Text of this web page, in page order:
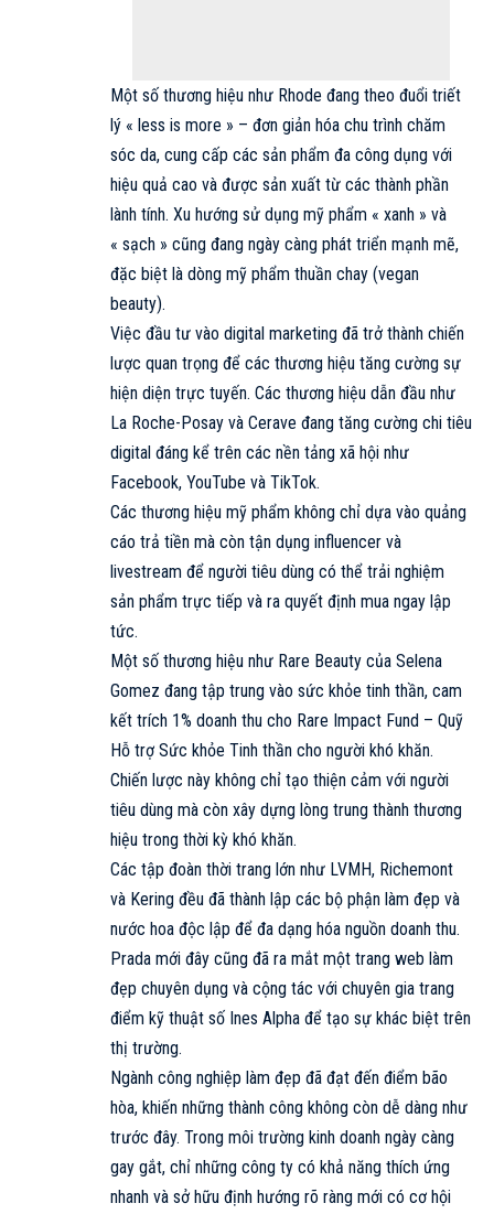
Một số thương hiệu như Rhode đang theo đuổi triết
lý « less is more » – đơn giản hóa chu trình chăm
sóc da, cung cấp các sản phẩm đa công dụng với
hiệu quả cao và được sản xuất từ các thành phần
lành tính. Xu hướng sử dụng mỹ phẩm « xanh » và
« sạch » cũng đang ngày càng phát triển mạnh mẽ,
đặc biệt là dòng mỹ phẩm thuần chay (vegan
beauty).
Việc đầu tư vào digital marketing đã trở thành chiến
lược quan trọng để các thương hiệu tăng cường sự
hiện diện trực tuyến. Các thương hiệu dẫn đầu như
La Roche-Posay và Cerave đang tăng cường chi tiêu
digital đáng kể trên các nền tảng xã hội như
Facebook, YouTube và TikTok.
Các thương hiệu mỹ phẩm không chỉ dựa vào quảng
cáo trả tiền mà còn tận dụng influencer và
livestream để người tiêu dùng có thể trải nghiệm
sản phẩm trực tiếp và ra quyết định mua ngay lập
tức.
Một số thương hiệu như Rare Beauty của Selena
Gomez đang tập trung vào sức khỏe tinh thần, cam
kết trích 1% doanh thu cho Rare Impact Fund – Quỹ
Hỗ trợ Sức khỏe Tinh thần cho người khó khăn.
Chiến lược này không chỉ tạo thiện cảm với người
tiêu dùng mà còn xây dựng lòng trung thành thương
hiệu trong thời kỳ khó khăn.
Các tập đoàn thời trang lớn như LVMH, Richemont
và Kering đều đã thành lập các bộ phận làm đẹp và
nước hoa độc lập để đa dạng hóa nguồn doanh thu.
Prada mới đây cũng đã ra mắt một trang web làm
đẹp chuyên dụng và cộng tác với chuyên gia trang
điểm kỹ thuật số Ines Alpha để tạo sự khác biệt trên
thị trường.
Ngành công nghiệp làm đẹp đã đạt đến điểm bão
hòa, khiến những thành công không còn dễ dàng như
trước đây. Trong môi trường kinh doanh ngày càng
gay gắt, chỉ những công ty có khả năng thích ứng
nhanh và sở hữu định hướng rõ ràng mới có cơ hội